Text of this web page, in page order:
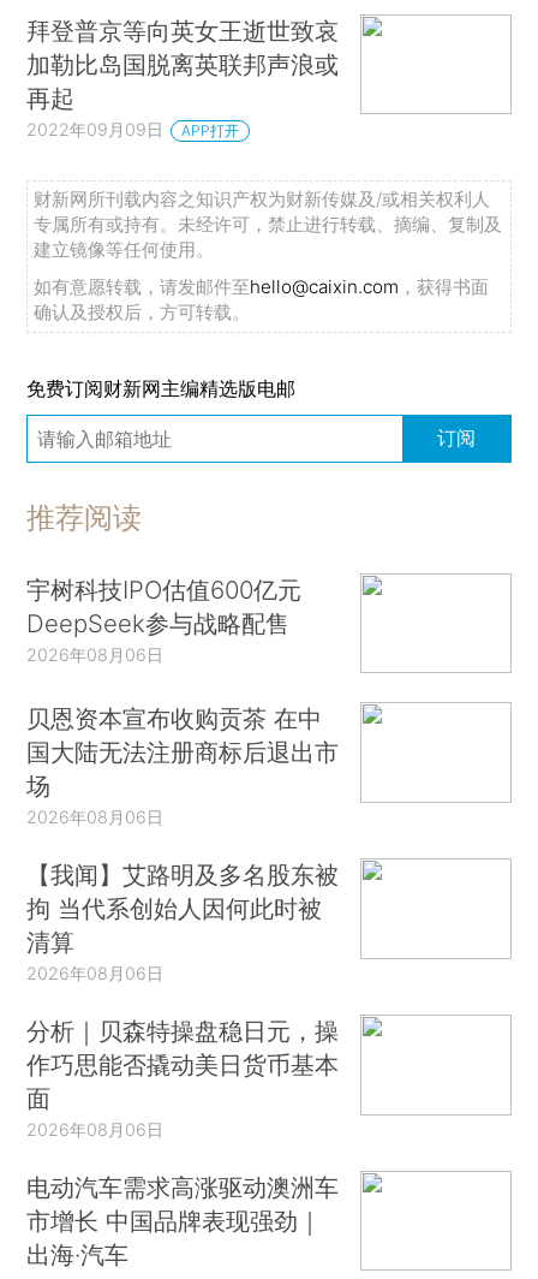
拜登普京等向英女王逝世致哀
加勒比岛国脱离英联邦声浪或
再起
2022年09月09日 APP打开
财新网所刊载内容之知识产权为财新传媒及/或相关权利人
专属所有或持有。未经许可，禁止进行转载、摘编、复制及
建立镜像等任何使用。
如有意愿转载，请发邮件至hello@caixin.com ，获得书面
确认及授权后，方可转载。
免费订阅财新网主编精选版电邮
订阅
推荐阅读
宇树科技IPO估值600亿元
DeepSeek参与战略配售
2026年08月06日
贝恩资本宣布收购贡茶 在中
国大陆无法注册商标后退出市
场
2026年08月06日
【我闻】艾路明及多名股东被
拘 当代系创始人因何此时被
清算
2026年08月06日
分析｜贝森特操盘稳日元，操
作巧思能否撬动美日货币基本
面
2026年08月06日
电动汽车需求高涨驱动澳洲车
市增长 中国品牌表现强劲｜
出海·汽车